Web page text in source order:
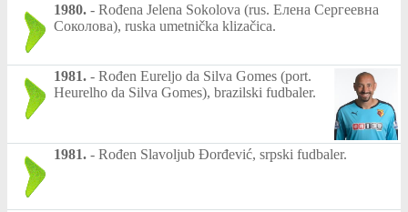
1980. - Rođena Jelena Sokolova (rus. Елена Сергеевна
Соколова), ruska umetnička klizačica.
1981. - Rođen Eureljo da Silva Gomes (port.
Heurelho da Silva Gomes), brazilski fudbaler.
1981. - Rođen Slavoljub Đorđević, srpski fudbaler.